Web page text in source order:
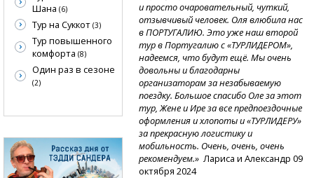
и просто очаровательный, чуткий,
отзывчивый человек. Оля влюбила нас
в ПОРТУГАЛИЮ. Это уже наш второй
тур в Португалию с «ТУРЛИДЕРОМ»,
надеемся, что будут ещё. Мы очень
довольны и благодарны
организаторам за незабываемую
поездку. Большое спасибо Оле за этот
тур, Жене и Ире за все предпоездочные
оформления и хлопоты и «ТУРЛИДЕРУ»
за прекрасную логистику и
мобильность. Очень, очень, очень
рекомендуем.» Лариса и Александр 09
октября 2024
Шана (6)
Тур на Суккот (3)
Тур повышенного
комфорта (8)
Один раз в сезоне
(2)